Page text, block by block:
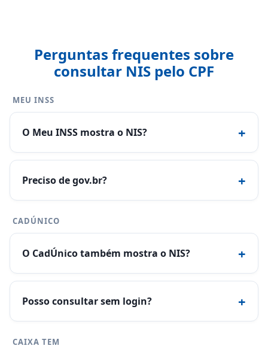
Perguntas frequentes sobre
consultar NIS pelo CPF
MEU INSS
O Meu INSS mostra o NIS? +
Preciso de gov.br? +
CADÚNICO
O CadÚnico também mostra o NIS? +
Posso consultar sem login? +
CAIXA TEM